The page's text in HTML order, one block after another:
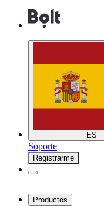
ES
Soporte
Registrarme
Productos